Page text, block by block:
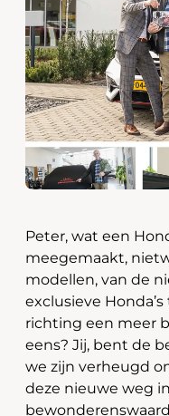
Over ons
Webshop
Contact
Peter, wat een
meegemaakt,
modellen, van de
exclusieve
richting een meer
eens? Jij, bent de
we zijn verheugd
deze nieuwe weg